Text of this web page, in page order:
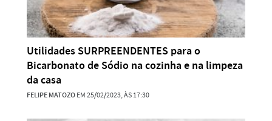
Utilidades SURPREENDENTES para o
Bicarbonato de Sódio na cozinha e na limpeza
da casa
FELIPE MATOZOEM 25/02/2023, ÀS 17:30